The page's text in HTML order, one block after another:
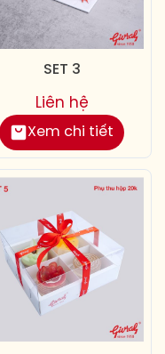
SET 3
Xem chi tiết
Liên hệ